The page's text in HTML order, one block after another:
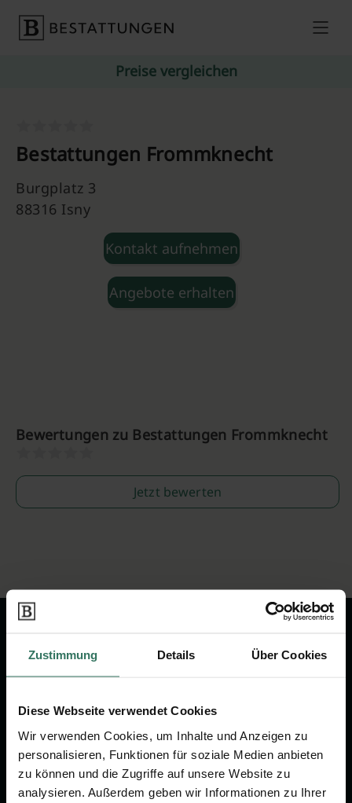
Zustimmung Details Über Cookies
Diese Webseite verwendet Cookies
Wir verwenden Cookies, um Inhalte und Anzeigen zu
personalisieren, Funktionen für soziale Medien anbieten
zu können und die Zugriffe auf unsere Website zu
analysieren. Außerdem geben wir Informationen zu Ihrer
Preise vergleichen
Bestattungen Frommknecht
Burgplatz 3
88316 Isny
Kontakt aufnehmen
Angebote erhalten
Bewertungen zu Bestattungen Frommknecht
Jetzt bewerten
Wir sind Ihr Ansprechpartner rund
Vorsorge.
Jetzt beraten lassen